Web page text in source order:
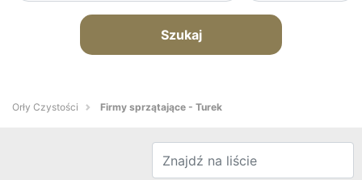
Szukaj
Orły Czystości Firmy sprzątające - Turek